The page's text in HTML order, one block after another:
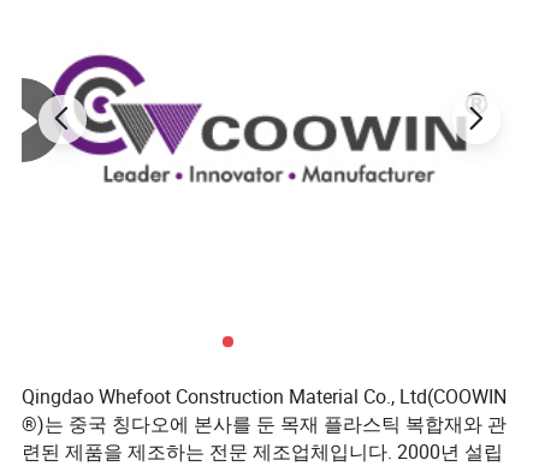
Qingdao Whefoot Construction Material Co., Ltd(COOWIN
®)는 중국 칭다오에 본사를 둔 목재 플라스틱 복합재와 관
련된 제품을 제조하는 전문 제조업체입니다. 2000년 설립